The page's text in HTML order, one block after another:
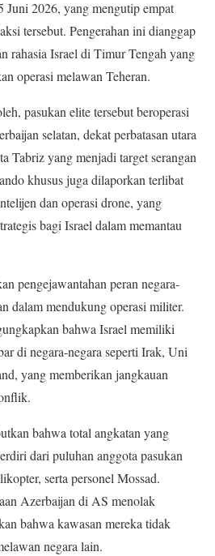
Juni 2026, yang mengutip empat
tersebut. Pengerahan ini dianggap
rahasia Israel di Timur Tengah yang
operasi melawan Teheran.
pasukan elite tersebut beroperasi
selatan, dekat perbatasan utara
Tabriz yang menjadi target serangan
khusus juga dilaporkan terlibat
dan operasi drone, yang
bagi Israel dalam memantau
pengejawantahan peran negara-
dalam mendukung operasi militer.
bahwa Israel memiliki
di negara-negara seperti Irak, Uni
yang memberikan jangkauan
bahwa total angkatan yang
dari puluhan anggota pasukan
serta personel Mossad.
Azerbaijan di AS menolak
bahwa kawasan mereka tidak
negara lain.